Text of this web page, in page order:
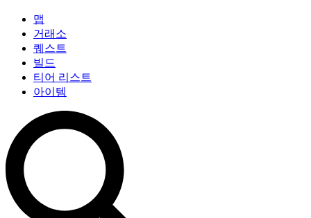
맵
거래소
퀘스트
빌드
티어 리스트
아이템